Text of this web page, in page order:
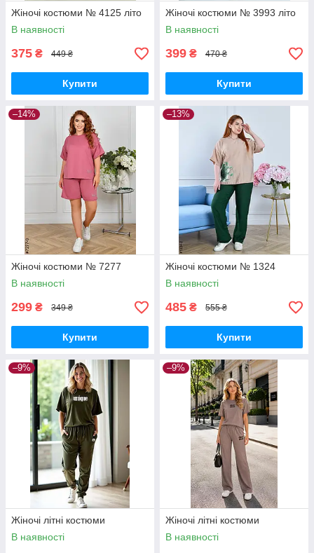
Жіночі костюми № 4125 літо
В наявності
375 ₴ 449 ₴
Купити
Жіночі костюми № 3993 літо
В наявності
399 ₴ 470 ₴
Купити
–14%
Жіночі костюми № 7277
В наявності
299 ₴ 349 ₴
Купити
–13%
Жіночі костюми № 1324
В наявності
485 ₴ 555 ₴
Купити
–9%
Жіночі літні костюми
В наявності
–9%
Жіночі літні костюми
В наявності